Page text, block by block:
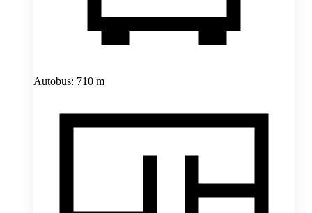
Autobus: 710 m